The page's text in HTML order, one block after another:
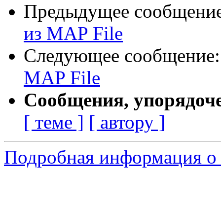
Предыдущее
из MAP File
Следующее
MAP File
Сообщения,
[ теме ] [ автору ]
Подробная информация